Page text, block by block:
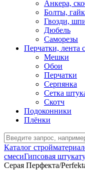
Анкера,
Болты,
Гвозди,
Дюбель
Саморезы
Перчатки, лента
Мешки
Обои
Перчатки
Серпянка
Сетка
Скотч
Подоконники
Плёнки
Каталог
смесиГипсовая
Серая Перфекта/